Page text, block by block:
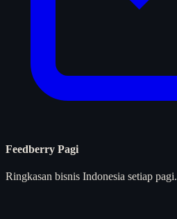
Feedberry Pagi
Ringkasan bisnis Indonesia setiap pagi.